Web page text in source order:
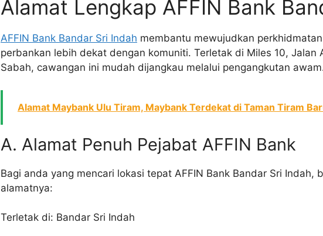
Alamat Lengkap AFFIN Bank
AFFIN Bank Bandar Sri Indah membantu mewujudkan
perbankan lebih dekat dengan komuniti. Terletak di Miles 10, Jalan
Sabah, cawangan ini mudah dijangkau melalui pengangkutan
Alamat Maybank Ulu Tiram, Maybank Terdekat di Taman Tiram
A. Alamat Penuh Pejabat AFFIN Bank
Bagi anda yang mencari lokasi tepat AFFIN Bank Bandar Sri Indah,
alamatnya:
Terletak di: Bandar Sri Indah